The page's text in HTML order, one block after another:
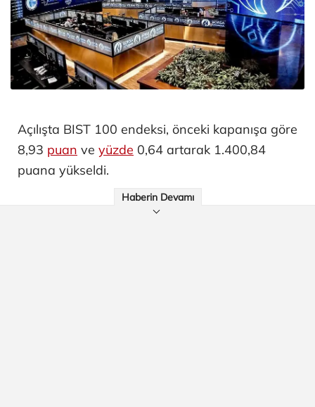
Açılışta BIST 100 endeksi, önceki kapanışa göre
8,93 puan ve yüzde 0,64 artarak 1.400,84
puana yükseldi.
Haberin Devamı